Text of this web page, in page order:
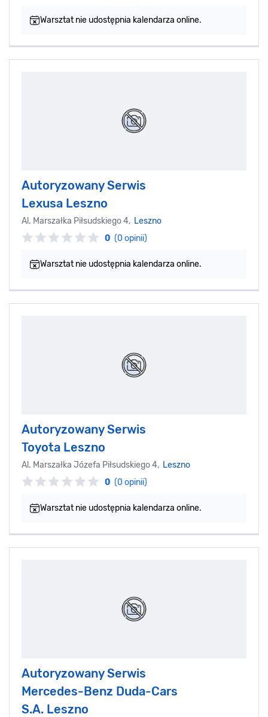
Warsztat nie udostępnia kalendarza online.
Autoryzowany Serwis
Lexusa Leszno
Al. Marszałka Piłsudskiego 4, Leszno
0 (0 opinii)
Warsztat nie udostępnia kalendarza online.
Autoryzowany Serwis
Toyota Leszno
Al. Marszałka Józefa Piłsudskiego 4, Leszno
0 (0 opinii)
Warsztat nie udostępnia kalendarza online.
Autoryzowany Serwis
Mercedes-Benz Duda-Cars
S.A. Leszno